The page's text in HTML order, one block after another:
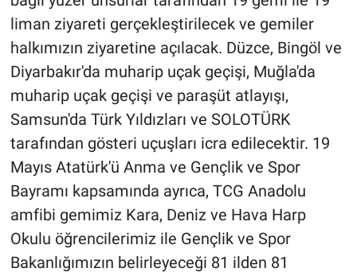
liman ziyareti gerçekleştirilecek ve gemiler
halkımızın ziyaretine açılacak. Düzce, Bingöl ve
Diyarbakır'da muharip uçak geçişi, Muğla'da
muharip uçak geçişi ve paraşüt atlayışı,
Samsun'da Türk Yıldızları ve SOLOTÜRK
tarafından gösteri uçuşları icra edilecektir. 19
Mayıs Atatürk'ü Anma ve Gençlik ve Spor
Bayramı kapsamında ayrıca, TCG Anadolu
amfibi gemimiz Kara, Deniz ve Hava Harp
Okulu öğrencilerimiz ile Gençlik ve Spor
Bakanlığımızın belirleyeceği 81 ilden 81